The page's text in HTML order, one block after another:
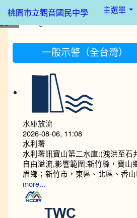
桃園市立觀音國民中學 主選單
一般示警（全台灣）
水庫放流
2026-08-06, 11:08
水利署
水利署訊寶山第二水庫:(洩洪至石
自由溢流,影響範圍:新竹縣，寶山
眉鄉；新竹市，東區、北區、香
more...